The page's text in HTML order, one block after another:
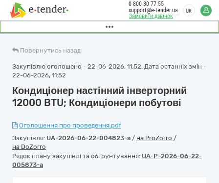
Замовити дзвінок
0 800 30 77 55
support@e-tender.ua
UK
Повернутись назад
Закупівлю оголошено - 22-06-2026, 11:52. Дата останніх змін -
22-06-2026, 11:52
Кондиціонер настінний інверторний
12000 BTU; Кондиціонери побутові
Оголошення про проведення.pdf
Закупівля: UA-2026-06-22-004823-a / на ProZorro /
на DoZorro
Рядок плану закупівлі та обґрунтування: UA-P-2026-06-22-
005873-a